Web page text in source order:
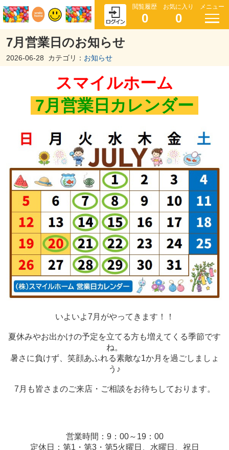
閲覧履歴
0
お気に入り
0
メニュー
7月営業日のお知らせ
2026-06-28 カテゴリ： お知らせ
スマイルホーム
7月営業日 カレンダー
いよいよ7月がやってきます！！
夏休みやお出かけの予定を立てる方も増えてくる季節です
ね。
暑さに負けず、笑顔あふれる素敵な1か月を過ごしましょ
う♪
7月も皆さまのご来店・ご相談をお待ちしております。
営業時間：9：00～19：00
定休日：第1・第3・第5火曜日、水曜日、祝日